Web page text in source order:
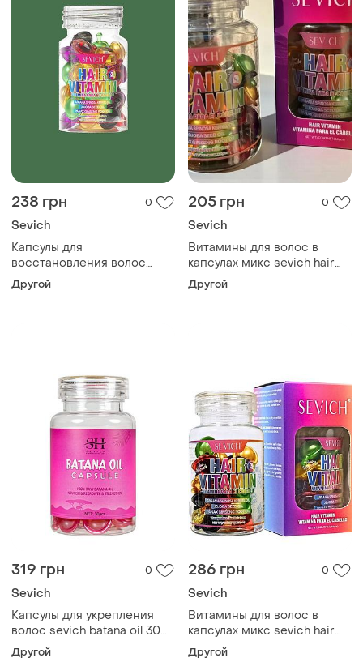
238 грн 0
Sevich
Капсулы для
восстановления волос
sevich mix (микс 7 видов),
30 шт
Другой
205 грн 0
Sevich
Витамины для волос в
капсулах микс sevich hair
vitamin mix, 30 шт.
Другой
319 грн 0
Sevich
Капсулы для укрепления
волос sevich batana oil 30
шт
Другой
286 грн 0
Sevich
Витамины для волос в
капсулах микс sevich hair
vitamin mix, 30 шт
Другой